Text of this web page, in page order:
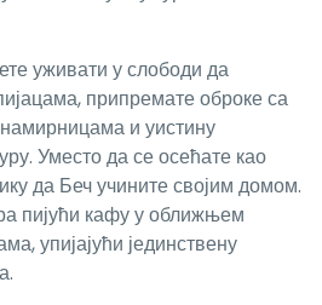
уживати у слободи да
припремате оброке са
и уистину
Уместо да се осећате као
да Беч учините својим домом.
пијући кафу у оближњем
упијајући јединствену